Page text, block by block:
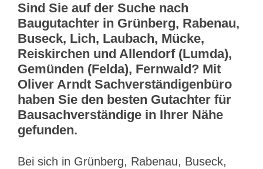
Sind Sie auf der Suche nach
Baugutachter in Grünberg, Rabenau,
Buseck, Lich, Laubach, Mücke,
Reiskirchen und Allendorf (Lumda),
Gemünden (Felda), Fernwald? Mit
Oliver Arndt Sachverständigenbüro
haben Sie den besten Gutachter für
Bausachverständige in Ihrer Nähe
gefunden.
Bei sich in Grünberg, Rabenau, Buseck,